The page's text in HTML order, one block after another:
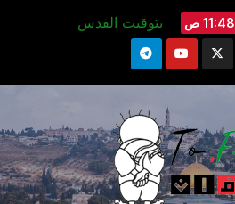
11:48 ص بتوقيت القدس